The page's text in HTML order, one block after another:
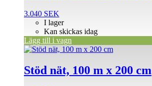
3.040 SEK
I lager
Kan skickas idag
Lägg till i vagn
Stöd nät, 100 m x 200 cm